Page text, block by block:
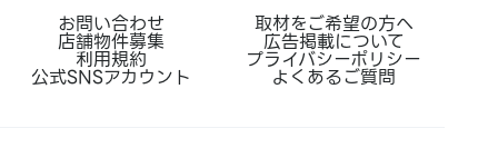
お問い合わせ 取材をご希望の方へ
店舗物件募集 広告掲載について
利用規約 プライバシーポリシー
公式SNSアカウント よくあるご質問